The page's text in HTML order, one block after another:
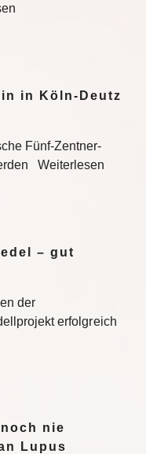
in Köln-Deutz
Fünf-Zentner-
Weiterlesen
– gut
der
erfolgreich
nie
Lupus